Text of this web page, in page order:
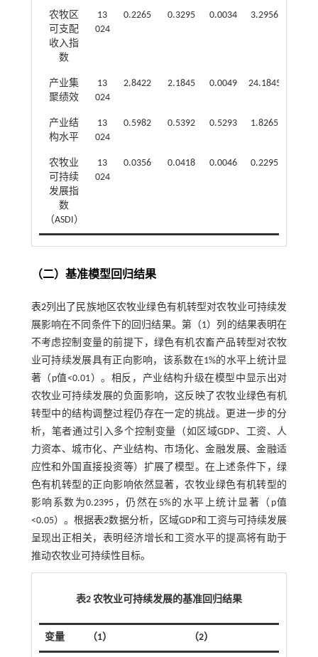
农牧区
可支配
收入指
数
13
024
0.2265 0.3295 0.0034 3.2956
产业集
聚绩效
13
024
2.8422 2.1845 0.0049 24.1845
产业结
构水平
13
024
0.5982 0.5392 0.5293 1.8265
农牧业
可持续
发展指
数
（ASDI）
13
024
0.0356 0.0418 0.0046 0.2295
（二）基准模型回归结果
表2列出了民族地区农牧业绿色有机转型对农牧业可持续发
展影响在不同条件下的回归结果。第（1）列的结果表明在
不考虑控制变量的前提下，绿色有机农畜产品转型对农牧
业可持续发展具有正向影响，该系数在1%的水平上统计显
著（p值<0.01）。相反，产业结构升级在模型中显示出对
农牧业可持续发展的负面影响，这反映了农牧业绿色有机
转型中的结构调整过程仍存在一定的挑战。更进一步的分
析，笔者通过引入多个控制变量（如区域GDP、工资、人
力资本、城市化、产业结构、市场化、金融发展、金融适
应性和外国直接投资等）扩展了模型。在上述条件下，绿
色有机转型的正向影响依然显著，农牧业绿色有机转型的
影响系数为0.2395，仍然在5%的水平上统计显著（p值
<0.05）。根据表2数据分析，区域GDP和工资与可持续发展
呈现出正相关，表明经济增长和工资水平的提高将有助于
推动农牧业可持续性目标。
表2 农牧业可持续发展的基准回归结果
变量 （1） （2）